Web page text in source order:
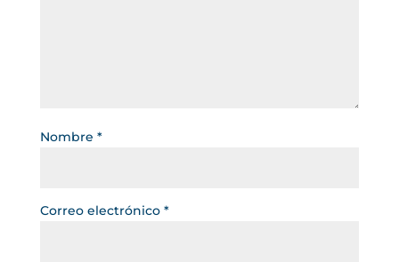
Nombre *
Correo electrónico *